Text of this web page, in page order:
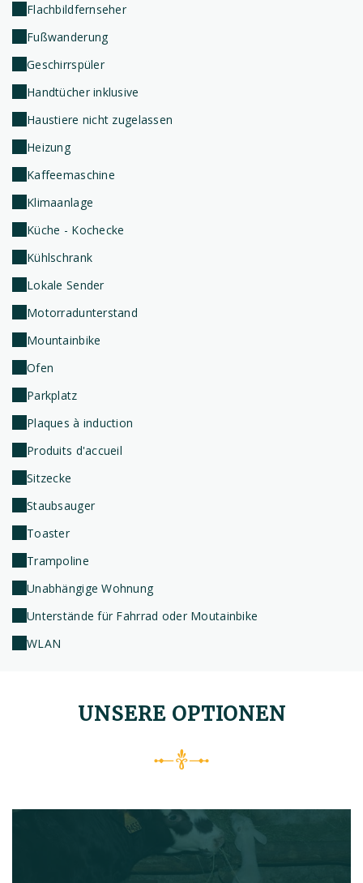
Flachbildfernseher
Fußwanderung
Geschirrspüler
Handtücher inklusive
Haustiere nicht zugelassen
Heizung
Kaffeemaschine
Klimaanlage
Küche - Kochecke
Kühlschrank
Lokale Sender
Motorradunterstand
Mountainbike
Ofen
Parkplatz
Plaques à induction
Produits d'accueil
Sitzecke
Staubsauger
Toaster
Trampoline
Unabhängige Wohnung
Unterstände für Fahrrad oder Moutainbike
WLAN
UNSERE OPTIONEN